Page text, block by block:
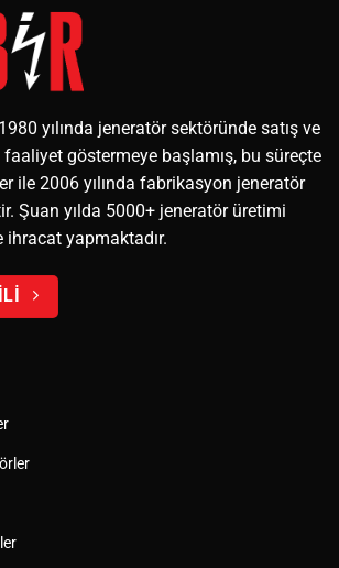
yılında jeneratör sektöründe satış ve
göstermeye başlamış, bu süreçte
ile 2006 yılında fabrikasyon jeneratör
Şuan yılda 5000+ jeneratör üretimi
ihracat yapmaktadır.